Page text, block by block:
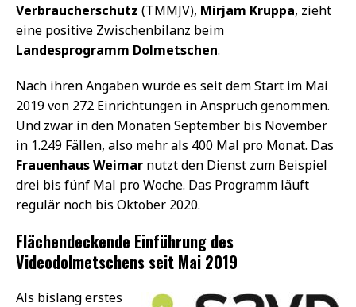
Verbraucherschutz (TMMJV), Mirjam Kruppa, zieht
eine positive Zwischenbilanz beim
Landesprogramm Dolmetschen.
Nach ihren Angaben wurde es seit dem Start im Mai
2019 von 272 Einrichtungen in Anspruch genommen.
Und zwar in den Monaten September bis November
in 1.249 Fällen, also mehr als 400 Mal pro Monat. Das
Frauenhaus Weimar nutzt den Dienst zum Beispiel
drei bis fünf Mal pro Woche. Das Programm läuft
regulär noch bis Oktober 2020.
Flächendeckende Einführung des
Videodolmetschens seit Mai 2019
Als bislang erstes